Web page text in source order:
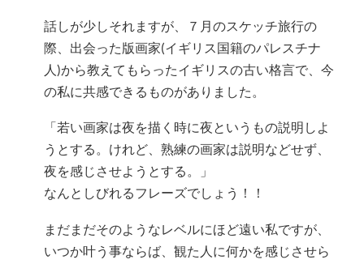
話しが少しそれますが、７月のスケッチ旅行の
際、出会った版画家(イギリス国籍のパレスチナ
人)から教えてもらったイギリスの古い格言で、今
の私に共感できるものがありました。
「若い画家は夜を描く時に夜というもの説明しよ
うとする。けれど、熟練の画家は説明などせず、
夜を感じさせようとする。」
なんとしびれるフレーズでしょう！！
まだまだそのようなレベルにほど遠い私ですが、
いつか叶う事ならば、観た人に何かを感じさせら